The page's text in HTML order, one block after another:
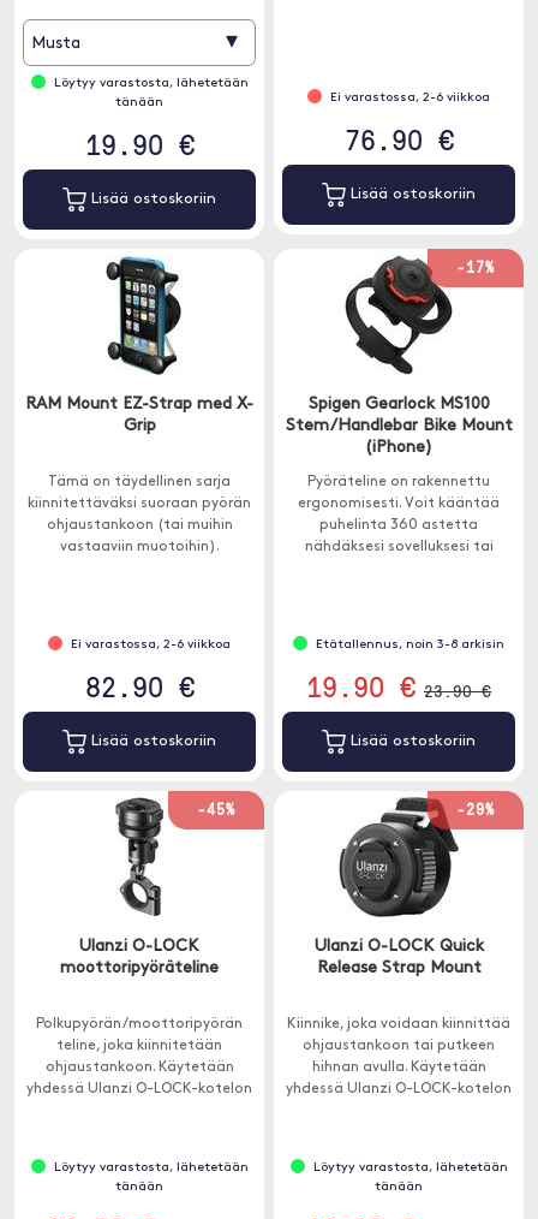
Musta ▾
Löytyy varastosta, lähetetään
tänään
19.90 €
Lisää ostoskoriin
Ei varastossa, 2-6 viikkoa
76.90 €
Lisää ostoskoriin
RAM Mount EZ-Strap med X-
Grip
Tämä on täydellinen sarja
kiinnitettäväksi suoraan pyörän
ohjaustankoon (tai muihin
vastaaviin muotoihin).
Ei varastossa, 2-6 viikkoa
82.90 €
Lisää ostoskoriin
-17%
Spigen Gearlock MS100
Stem/Handlebar Bike Mount
(iPhone)
Pyöräteline on rakennettu
ergonomisesti. Voit kääntää
puhelinta 360 astetta
nähdäksesi sovelluksesi tai
Etätallennus, noin 3-8 arkisin
19.90 € 23.90 €
Lisää ostoskoriin
-45%
Ulanzi O-LOCK
moottoripyöräteline
Polkupyörän/moottoripyörän
teline, joka kiinnitetään
ohjaustankoon. Käytetään
yhdessä Ulanzi O-LOCK-kotelon
Löytyy varastosta, lähetetään
tänään
-29%
Ulanzi O-LOCK Quick
Release Strap Mount
Kiinnike, joka voidaan kiinnittää
ohjaustankoon tai putkeen
hihnan avulla. Käytetään
yhdessä Ulanzi O-LOCK-kotelon
Löytyy varastosta, lähetetään
tänään